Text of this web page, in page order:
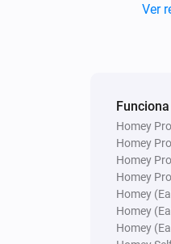
Ver
Homey
Homey
Homey
Homey
Homey
Homey
Homey